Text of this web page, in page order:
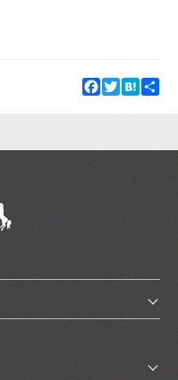
Facebook
TwitterHatena